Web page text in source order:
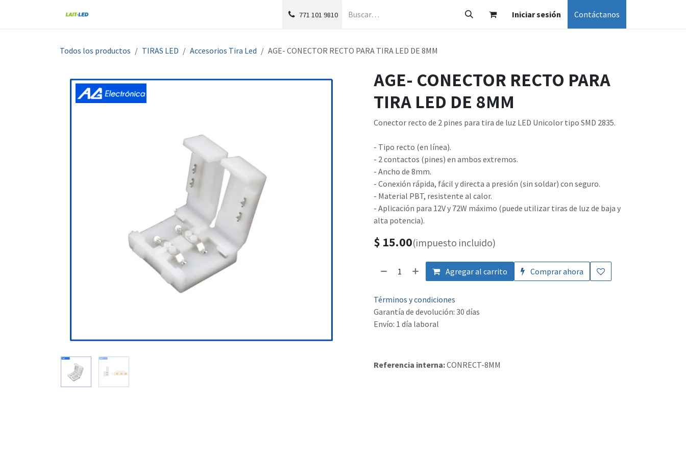
771 101 9810 Iniciar sesión Contáctanos
Todos los productos TIRAS LED Accesorios Tira Led AGE- CONECTOR RECTO PARA TIRA LED DE 8MM
AGE- CONECTOR RECTO PARA
TIRA LED DE 8MM
Conector recto de 2 pines para tira de luz LED Unicolor tipo SMD 2835.
- Tipo recto (en línea).
- 2 contactos (pines) en ambos extremos.
- Ancho de 8mm.
- Conexión rápida, fácil y directa a presión (sin soldar) con seguro.
- Material PBT, resistente al calor.
- Aplicación para 12V y 72W máximo (puede utilizar tiras de luz de baja y
alta potencia).
$ 15.00(impuesto incluido)
Agregar al carrito Comprar ahora
Términos y condiciones
Garantía de devolución: 30 días
Envío: 1 día laboral
Referencia interna:CONRECT-8MM